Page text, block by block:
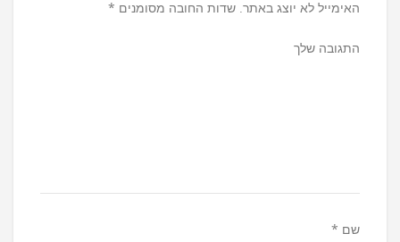
האימייל לא יוצג באתר. שדות החובה מסומנים *
התגובה שלך
שם *